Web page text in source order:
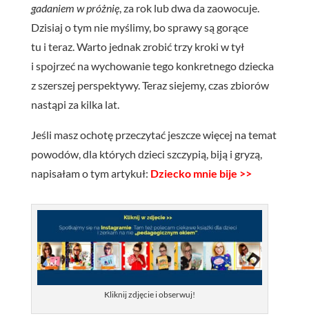
gadaniem w próżnię, za rok lub dwa da zaowocuje.
Dzisiaj o tym nie myślimy, bo sprawy są gorące
tu i teraz. Warto jednak zrobić trzy kroki w tył
i spojrzeć na wychowanie tego konkretnego dziecka
z szerszej perspektywy. Teraz siejemy, czas zbiorów
nastąpi za kilka lat.
Jeśli masz ochotę przeczytać jeszcze więcej na temat
powodów, dla których dzieci szczypią, biją i gryzą,
napisałam o tym artykuł: Dziecko mnie bije >>
Kliknij zdjęcie i obserwuj!